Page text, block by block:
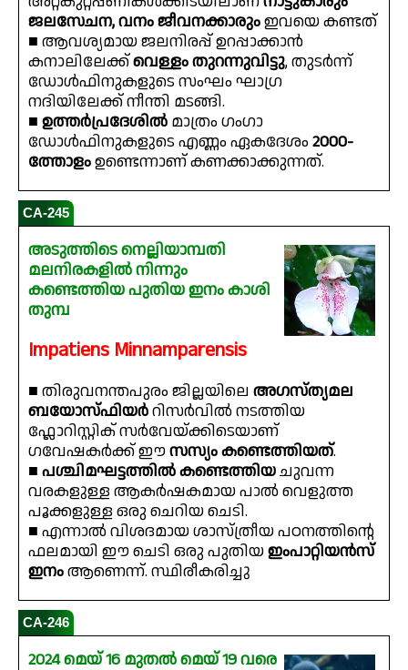
ജലസേചന, വനം ജീവനക്കാരുംഇവയെ കണ്ടത്
■ ആവശ്യമായ ജലനിരപ്പ് ഉറപ്പാക്കാൻ
കനാലിലേക്ക്വെള്ളം തുറന്നുവിട്ടു, തുടർന്ന്
ഡോൾഫിനുകളുടെ സംഘം ഘാഗ്ര
നദിയിലേക്ക് നീന്തി മടങ്ങി.
■ ഉത്തർപ്രദേശിൽ മാത്രം ഗംഗാ
ഡോൾഫിനുകളുടെ എണ്ണം ഏകദേശം 2000-
ത്തോളംഉണ്ടെന്നാണ് കണക്കാക്കുന്നത്.
CA-245
അടുത്തിടെ നെല്ലിയാമ്പതി
മലനിരകളിൽ നിന്നും
കണ്ടെത്തിയ പുതിയ ഇനം കാശി
തുമ്പ
Impatiens Minnamparensis
■ തിരുവനന്തപുരം ജില്ലയിലെ അഗസ്ത്യമല
ബയോസ്ഫിയർറിസർവിൽ നടത്തിയ
ഫ്ലോറിസ്റ്റിക് സർവേയ്ക്കിടെയാണ്
ഗവേഷകർക്ക് ഈസസ്യം കണ്ടെത്തിയത്.
■ പശ്ചിമഘട്ടത്തിൽ കണ്ടെത്തിയചുവന്ന
വരകളുള്ള ആകർഷകമായ പാൽ വെളുത്ത
പൂക്കളുള്ള ഒരു ചെറിയ ചെടി.
■ എന്നാൽ വിശദമായ ശാസ്ത്രീയ പഠനത്തിൻ്റെ
ഫലമായി ഈ ചെടി ഒരു പുതിയഇംപാറ്റിയൻസ്
ഇനംആണെന്ന്. സ്ഥിരീകരിച്ചു
CA-246
2024 മെയ് 16 മുതൽ മെയ് 19 വരെ